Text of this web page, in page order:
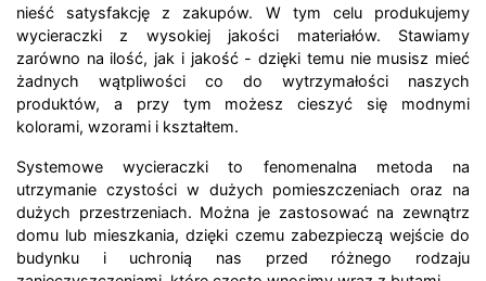
nieść satysfakcję z zakupów. W tym celu produkujemy
wycieraczki z wysokiej jakości materiałów. Stawiamy
zarówno na ilość, jak i jakość - dzięki temu nie musisz mieć
żadnych wątpliwości co do wytrzymałości naszych
produktów, a przy tym możesz cieszyć się modnymi
kolorami, wzorami i kształtem.
Systemowe wycieraczki to fenomenalna metoda na
utrzymanie czystości w dużych pomieszczeniach oraz na
dużych przestrzeniach. Można je zastosować na zewnątrz
domu lub mieszkania, dzięki czemu zabezpieczą wejście do
budynku i uchronią nas przed różnego rodzaju